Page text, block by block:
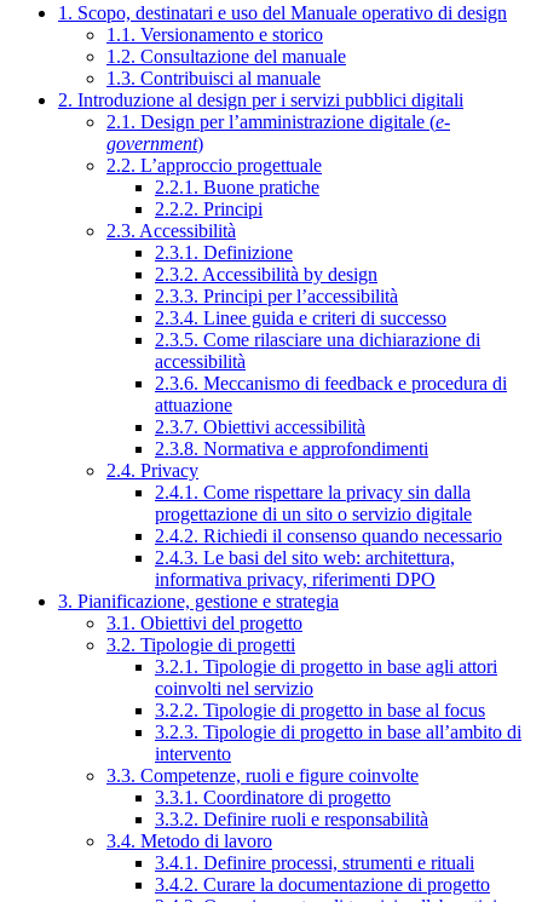
1. Scopo, destinatari e uso del Manuale operativo di design
1.1. Versionamento e storico
1.2. Consultazione del manuale
1.3. Contribuisci al manuale
2. Introduzione al design per i servizi pubblici digitali
2.1. Design per l’amministrazione digitale (e-
government)
2.2. L’approccio progettuale
2.2.1. Buone pratiche
2.2.2. Principi
2.3. Accessibilità
2.3.1. Definizione
2.3.2. Accessibilità by design
2.3.3. Principi per l’accessibilità
2.3.4. Linee guida e criteri di successo
2.3.5. Come rilasciare una dichiarazione di
accessibilità
2.3.6. Meccanismo di feedback e procedura di
attuazione
2.3.7. Obiettivi accessibilità
2.3.8. Normativa e approfondimenti
2.4. Privacy
2.4.1. Come rispettare la privacy sin dalla
progettazione di un sito o servizio digitale
2.4.2. Richiedi il consenso quando necessario
2.4.3. Le basi del sito web: architettura,
informativa privacy, riferimenti DPO
3. Pianificazione, gestione e strategia
3.1. Obiettivi del progetto
3.2. Tipologie di progetti
3.2.1. Tipologie di progetto in base agli attori
coinvolti nel servizio
3.2.2. Tipologie di progetto in base al focus
3.2.3. Tipologie di progetto in base all’ambito di
intervento
3.3. Competenze, ruoli e figure coinvolte
3.3.1. Coordinatore di progetto
3.3.2. Definire ruoli e responsabilità
3.4. Metodo di lavoro
3.4.1. Definire processi, strumenti e rituali
3.4.2. Curare la documentazione di progetto